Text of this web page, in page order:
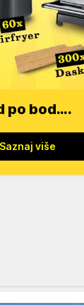
po bod….
Saznaj više